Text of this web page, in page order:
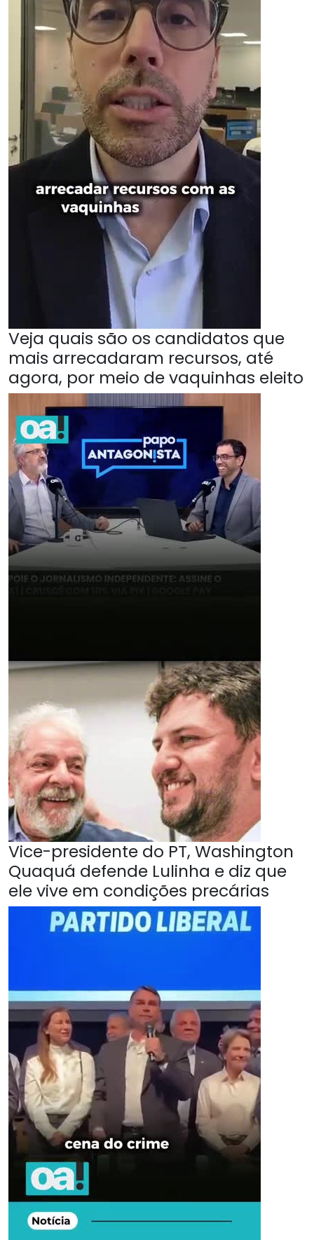
Veja quais são os candidatos que
mais arrecadaram recursos, até
agora, por meio de vaquinhas eleito
Vice-presidente do PT, Washington
Quaquá defende Lulinha e diz que
ele vive em condições precárias